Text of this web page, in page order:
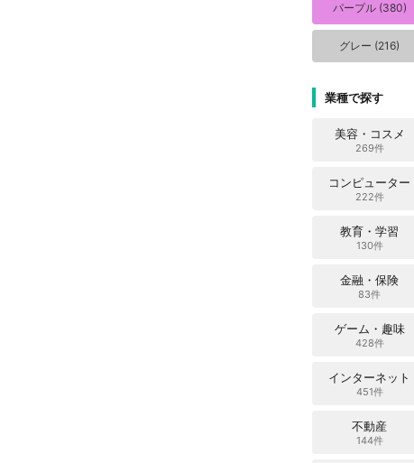
パープル (380)
グレー (216)
業種で探す
美容・コスメ
269件
コンピューター
222件
教育・学習
130件
金融・保険
83件
ゲーム・趣味
428件
インターネット
451件
不動産
144件